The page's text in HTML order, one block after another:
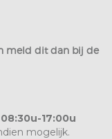
meld dit dan bij de
17:00u
mogelijk.